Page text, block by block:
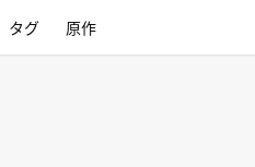
タグ 原作